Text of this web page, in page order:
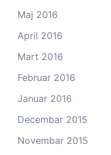
Maj 2016
April 2016
Mart 2016
Februar 2016
Januar 2016
Decembar 2015
Novembar 2015